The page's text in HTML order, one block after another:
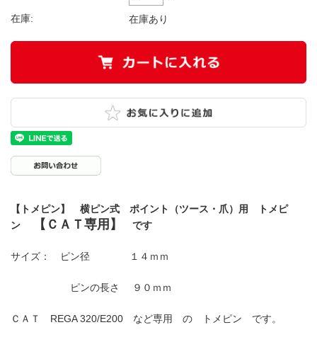
在庫: 在庫あり
【トメピン】 横ピン式 ポイント（ツース・爪）用 トメピ
ン
【ＣＡＴ専用】 です
サイズ： ピン径 １４ｍｍ
ピンの長さ ９０ｍｍ
ＣＡＴ REGA 320/E200 など専用 の トメピン です。